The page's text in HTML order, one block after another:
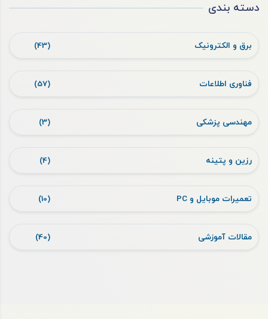
دسته بندی
برق و الکترونیک (43)
فناوری اطلاعات (57)
مهندسی پزشکی (3)
رزین و پتینه (4)
تعمیرات موبایل و PC (10)
مقالات آموزشی (40)